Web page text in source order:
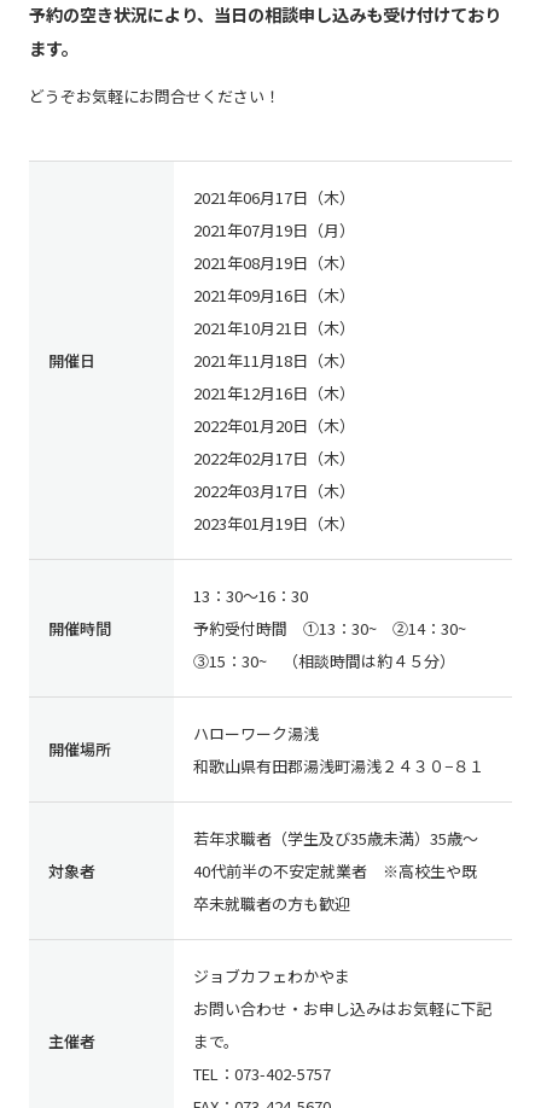
予約の空き状況により、当日の相談申し込みも受け付けており
ます。
どうぞお気軽にお問合せください！
開催日
2021年06月17日（木）
2021年07月19日（月）
2021年08月19日（木）
2021年09月16日（木）
2021年10月21日（木）
2021年11月18日（木）
2021年12月16日（木）
2022年01月20日（木）
2022年02月17日（木）
2022年03月17日（木）
2023年01月19日（木）
開催時間
13：30～16：30
予約受付時間 ①13：30~ ②14：30~
③15：30~ （相談時間は約４５分）
開催場所
ハローワーク湯浅
和歌山県有田郡湯浅町湯浅２４３０−８１
対象者
若年求職者（学生及び35歳未満）35歳～
40代前半の不安定就業者 ※高校生や既
卒未就職者の方も歓迎
主催者
ジョブカフェわかやま
お問い合わせ・お申し込みはお気軽に下記
まで。
TEL：073-402-5757